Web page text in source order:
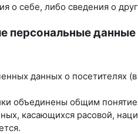
себе, либо сведения о
данные
данных о
объединены общим
касающихся расовой,